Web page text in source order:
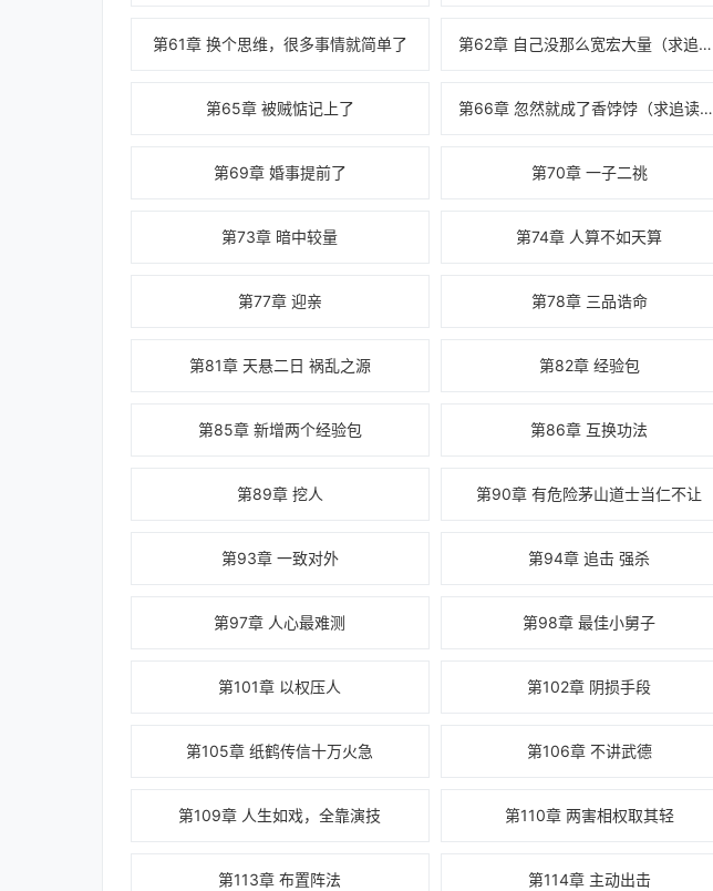
第61章 换个思维，很多事情就简单了 第62章 自己没那么宽宏大量（求追读月票）
第65章 被贼惦记上了 第66章 忽然就成了香饽饽（求追读月票）
第69章 婚事提前了 第70章 一子二祧
第73章 暗中较量 第74章 人算不如天算
第77章 迎亲 第78章 三品诰命
第81章 天悬二日 祸乱之源 第82章 经验包
第85章 新增两个经验包 第86章 互换功法
第89章 挖人 第90章 有危险茅山道士当仁不让
第93章 一致对外 第94章 追击 强杀
第97章 人心最难测 第98章 最佳小舅子
第101章 以权压人 第102章 阴损手段
第105章 纸鹤传信十万火急 第106章 不讲武德
第109章 人生如戏，全靠演技 第110章 两害相权取其轻
第113章 布置阵法 第114章 主动出击